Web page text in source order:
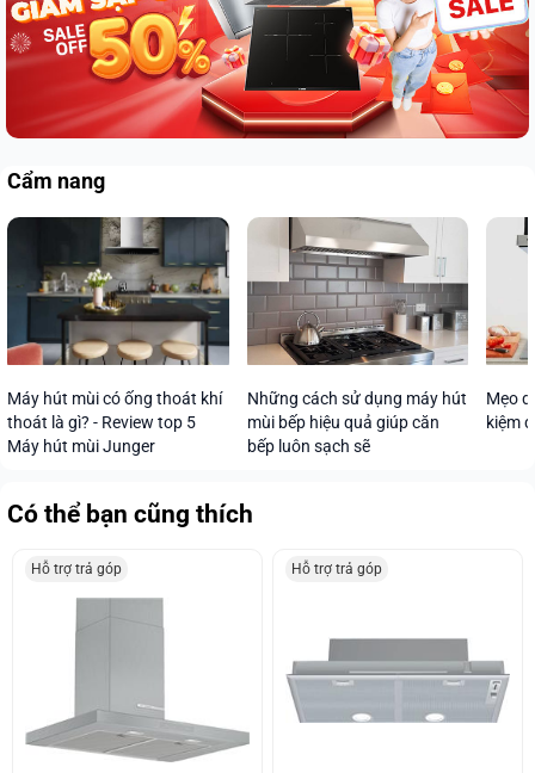
Cẩm nang
Máy hút mùi có ống thoát khí
thoát là gì? - Review top 5
Máy hút mùi Junger
Những cách sử dụng máy hút
mùi bếp hiệu quả giúp căn
bếp luôn sạch sẽ
Mẹo
kiệm
Có thể bạn cũng thích
Hỗ trợ trả góp Hỗ trợ trả góp